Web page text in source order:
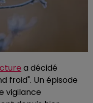
a décidé
froid". Un épisode
vigilance